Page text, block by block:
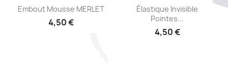
Aperçu rapide
Embout Mousse MERLET
4,50 €
Aperçu rapide
Élastique Invisible
Pointes...
4,50 €